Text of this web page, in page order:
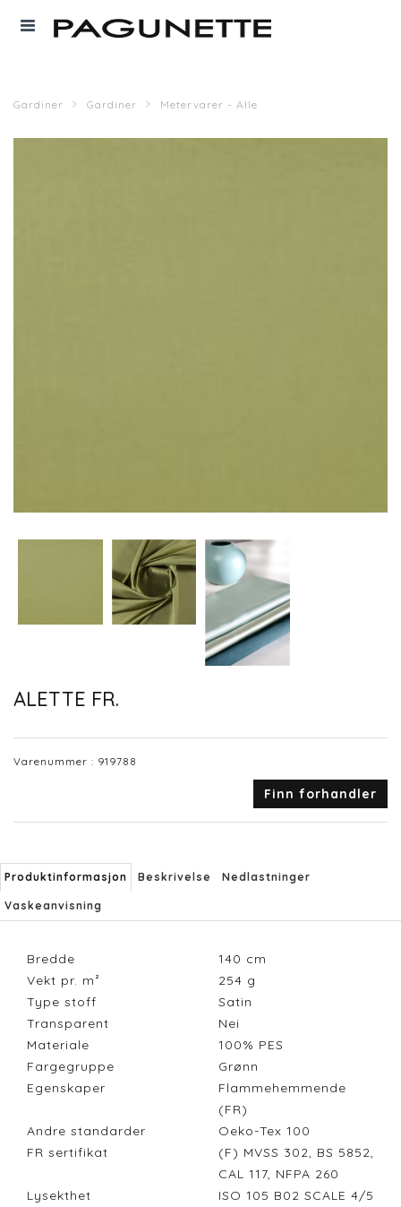
Gardiner Gardiner Metervarer - Alle
ALETTE FR.
Varenummer : 919788
Finn forhandler
Produktinformasjon Beskrivelse Nedlastninger
Vaskeanvisning
Bredde 140 cm
Vekt pr. m²
254 g
Type stoff
Satin
Transparent
Nei
Materiale
100% PES
Fargegruppe
Grønn
Egenskaper
Flammehemmende
(FR)
Andre standarder
Oeko-Tex 100
FR sertifikat
(F) MVSS 302, BS 5852,
CAL 117, NFPA 260
Lysekthet
ISO 105 B02 SCALE 4/5